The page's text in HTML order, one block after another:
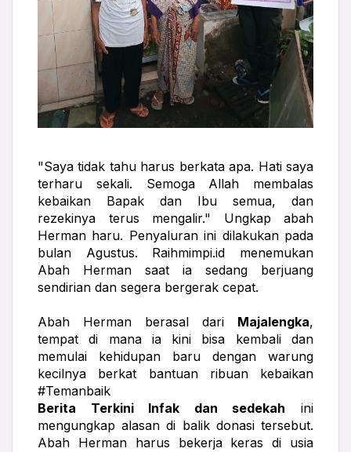
"Saya tidak tahu harus berkata apa. Hati saya
terharu sekali. Semoga Allah membalas
kebaikan Bapak dan Ibu semua, dan
rezekinya terus mengalir." Ungkap abah
Herman haru. Penyaluran ini dilakukan pada
bulan Agustus. Raihmimpi.id menemukan
Abah Herman saat ia sedang berjuang
sendirian dan segera bergerak cepat.
Abah Herman berasal dari Majalengka,
tempat di mana ia kini bisa kembali dan
memulai kehidupan baru dengan warung
kecilnya berkat bantuan ribuan kebaikan
#Temanbaik
Berita Terkini Infak dan sedekah ini
mengungkap alasan di balik donasi tersebut.
Abah Herman harus bekerja keras di usia